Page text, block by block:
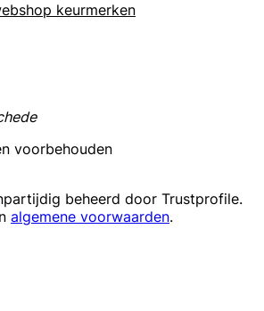
keurmerken
voorbehouden
beheerd door Trustprofile.
algemene voorwaarden.